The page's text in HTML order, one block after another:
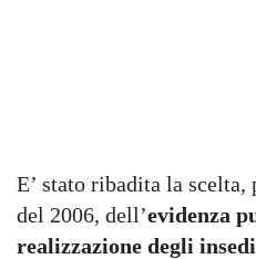
E’ stato ribadita la
del 2006, dell’evidenza
realizzazione degli